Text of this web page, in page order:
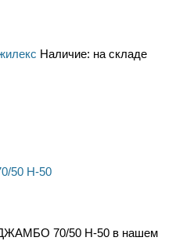
Наличие: на складе
70/50 Н-50 в нашем